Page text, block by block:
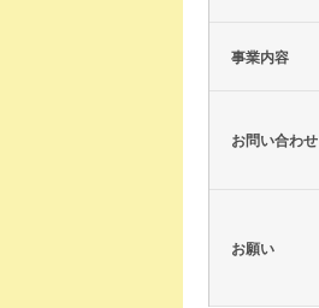
事業内容
お問い合わせ
お願い